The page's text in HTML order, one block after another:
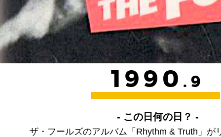
1990 .9
- この日何の日？ -
ザ・フールズのアルバム「Rhythm & Truth」が